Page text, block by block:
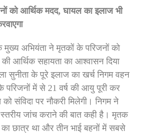
को आर्थिक मदद, घायल का इलाज भी
मुख्य अभियंता ने मृतकों के परिजनों को
आर्थिक सहायता का आश्वासन दिया
सुनीता के पूरे इलाज का खर्च निगम वहन
में से 21 वर्ष की आयु पूरी कर
संविदा पर नौकरी मिलेगी। निगम ने
जांच कराने की बात कही है। मृतक
का छात्र था और तीन भाई बहनों में सबसे